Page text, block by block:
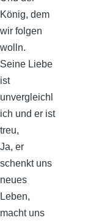
König, dem
wir folgen
wolln.
Seine Liebe
ist
unvergleichl
ich und er ist
treu,
Ja, er
schenkt uns
neues
Leben,
macht uns